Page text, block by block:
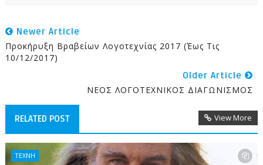
Newer Article
Προκήρυξη Βραβείων Λογοτεχνίας 2017 (έως Τις
10/12/2017)
Older Article
ΝΕΟΣ ΛΟΓΟΤΕΧΝΙΚΟΣ ΔΙΑΓΩΝΙΣΜΟΣ
RELATED POST View More
ΤΕΧΝΗ